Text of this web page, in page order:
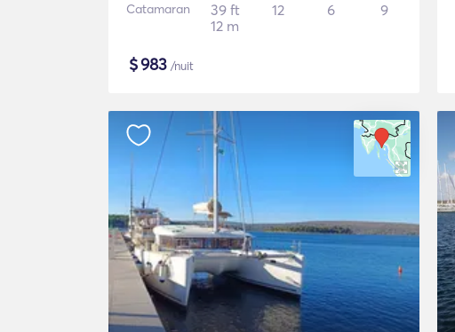
Catamaran
39 ft
12 m
12 6 9
$983 /nuit